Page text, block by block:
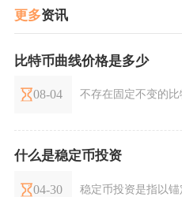
更多资讯
比特币曲线价格是多少
08-04 不存在固定不变的
什么是稳定币投资
04-30 稳定币投资是指以